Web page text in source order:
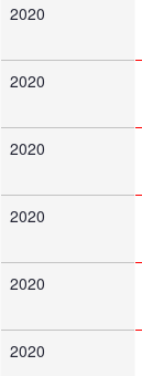
2020
2020
2020
2020
2020
2020